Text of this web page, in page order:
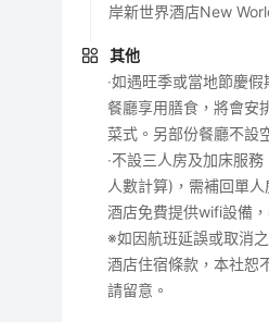
岸新世界酒店New
其他
‧如遇旺季或當地節慶
餐廳享用膳食，將會安
菜式。另部份餐廳不設
‧不設三人房及加床服
人數計算)，需補回單
酒店免費提供wifi設備
※如因航班延誤或取消
酒店住宿條款，本社恕
請留意。